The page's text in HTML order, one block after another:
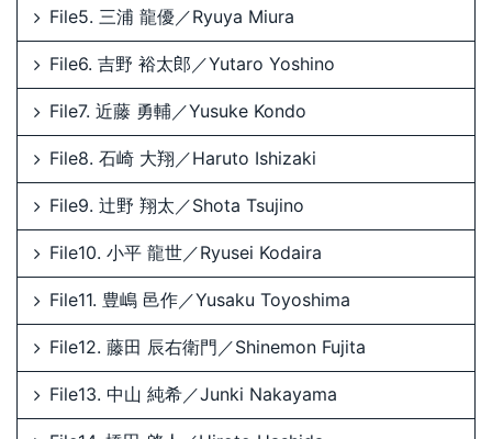
File5. 三浦 龍優／Ryuya Miura
File6. 吉野 裕太郎／Yutaro Yoshino
File7. 近藤 勇輔／Yusuke Kondo
File8. 石崎 大翔／Haruto Ishizaki
File9. 辻野 翔太／Shota Tsujino
File10. 小平 龍世／Ryusei Kodaira
File11. 豊嶋 邑作／Yusaku Toyoshima
File12. 藤田 辰右衛門／Shinemon Fujita
File13. 中山 純希／Junki Nakayama